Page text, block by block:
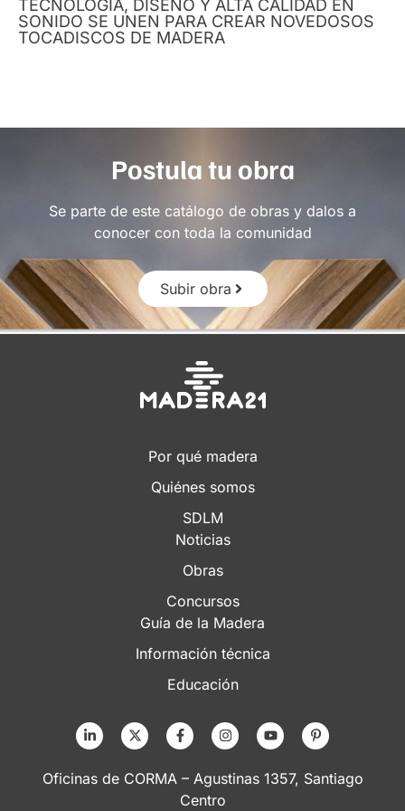
TECNOLOGÍA, DISEÑO Y ALTA CALIDAD EN
SONIDO SE UNEN PARA CREAR NOVEDOSOS
TOCADISCOS DE MADERA
Postula tu obra
Se parte de este catálogo de obras y dalos a
conocer con toda la comunidad
Subir obra
Por qué madera
Quiénes somos
SDLM
Noticias
Obras
Concursos
Guía de la Madera
Información técnica
Educación
Oficinas de CORMA – Agustinas 1357, Santiago
Centro